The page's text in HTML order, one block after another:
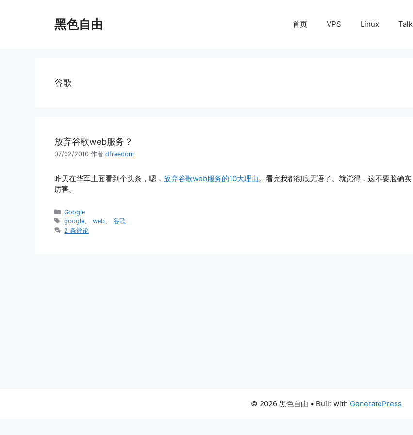
黑色自由 首页 VPS Linux Talk
谷歌
放弃谷歌web服务？
07/02/2010 作者 dfreedom
昨天在华军上面看到个头条，嗯， 放弃谷歌web服务的10大理由。看完我都彻底无语了。就觉得，这不要脸确实
厉害。
分
类
Google
标
签
google 、web 、谷歌
2 条评论
© 2026 黑色自由 • Built with GeneratePress